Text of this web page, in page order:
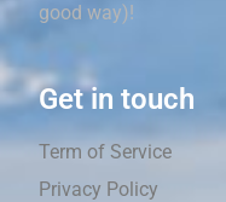
good way)!
Get in touch
Term of Service
Privacy Policy